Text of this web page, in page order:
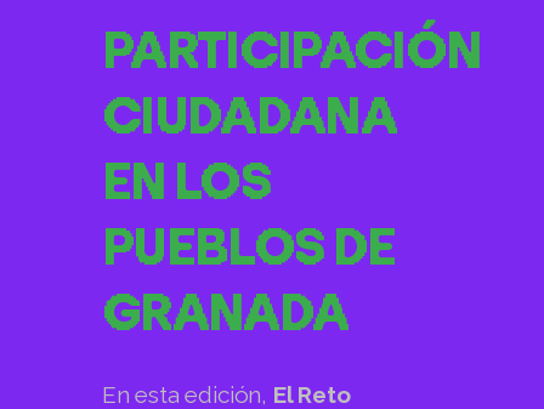
PARTICIPACIÓN
CIUDADANA
EN LOS
PUEBLOS DE
GRANADA
En esta edición, El Reto